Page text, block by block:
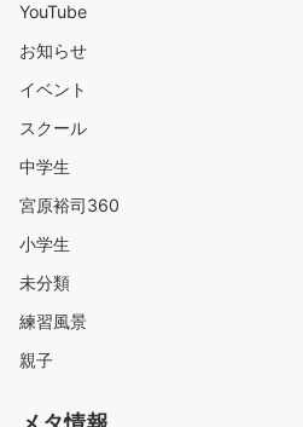
YouTube
お知らせ
イベント
スクール
中学生
宮原裕司360
小学生
未分類
練習風景
親子